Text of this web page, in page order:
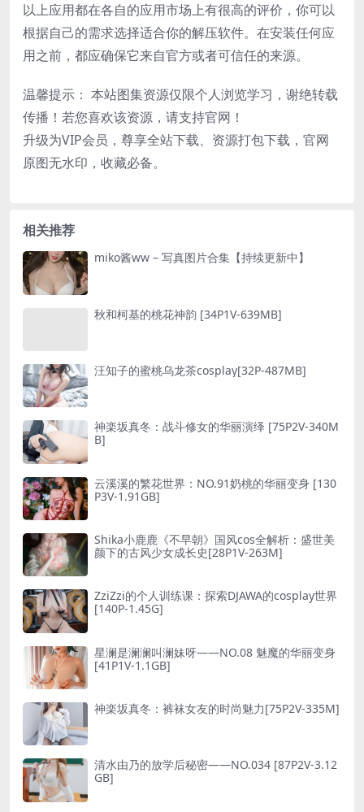
以上应用都在各自的应用市场上有很高的评价，你可以
根据自己的需求选择适合你的解压软件。在安装任何应
用之前，都应确保它来自官方或者可信任的来源。
温馨提示： 本站图集资源仅限个人浏览学习，谢绝转载
传播！若您喜欢该资源，请支持官网！
升级为VIP会员，尊享全站下载、资源打包下载，官网
原图无水印，收藏必备。
相关推荐
miko酱ww – 写真图片合集【持续更新中】
秋和柯基的桃花神韵 [34P1V-639MB]
汪知子的蜜桃乌龙茶cosplay[32P-487MB]
神楽坂真冬：战斗修女的华丽演绎 [75P2V-340M
B]
云溪溪的繁花世界：NO.91奶桃的华丽变身 [130
P3V-1.91GB]
Shika小鹿鹿《不早朝》国风cos全解析：盛世美
颜下的古风少女成长史[28P1V-263M]
ZziZzi的个人训练课：探索DJAWA的cosplay世界
[140P-1.45G]
星澜是澜澜叫澜妹呀——NO.08 魅魔的华丽变身
[41P1V-1.1GB]
神楽坂真冬：裤袜女友的时尚魅力[75P2V-335M]
清水由乃的放学后秘密——NO.034 [87P2V-3.12
GB]